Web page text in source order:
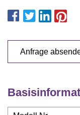
Anfrage